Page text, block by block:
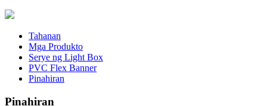
Tahanan
Mga Produkto
Serye ng Light Box
PVC Flex Banner
Pinahiran
Pinahiran